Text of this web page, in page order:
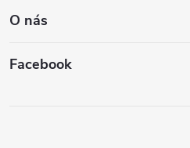
O nás
Facebook